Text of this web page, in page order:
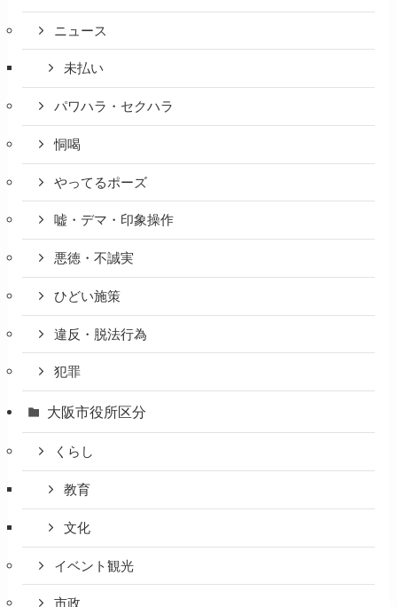
ニュース
未払い
パワハラ・セクハラ
恫喝
やってるポーズ
嘘・デマ・印象操作
悪徳・不誠実
ひどい施策
違反・脱法行為
犯罪
大阪市役所区分
くらし
教育
文化
イベント観光
市政